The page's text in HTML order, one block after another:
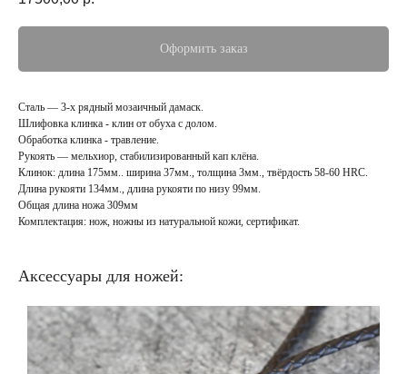
Оформить заказ
Сталь — 3-х рядный мозаичный дамаск.
Шлифовка клинка - клин от обуха с долом.
Обработка клинка - травление.
Рукоять — мельхиор, стабилизированный кап клёна.
Клинок: длина 175мм.. ширина 37мм., толщина 3мм., твёрдость 58-60 HRC.
Длина рукояти 134мм., длина рукояти по низу 99мм.
Общая длина ножа 309мм
Комплектация: нож, ножны из натуральной кожи, сертификат.
Аксессуары для ножей: